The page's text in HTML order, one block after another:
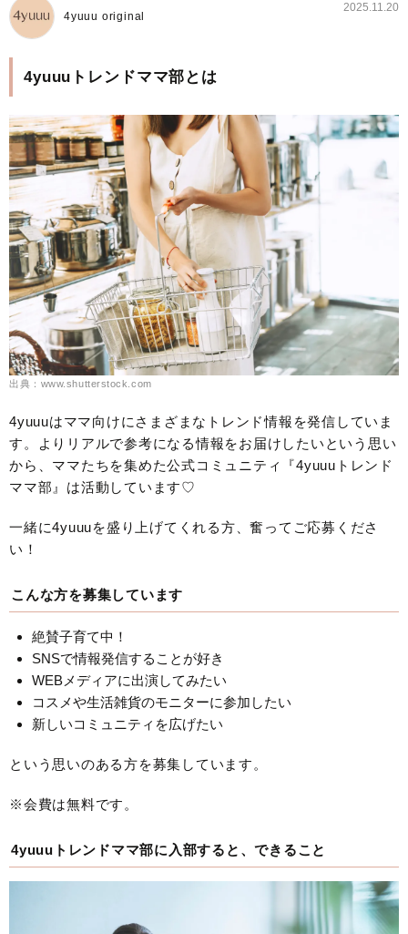
4yuuu original
2025.11.20
4yuuuトレンドママ部とは
出典：www.shutterstock.com
4yuuuはママ向けにさまざまなトレンド情報を発信していま
す。よりリアルで参考になる情報をお届けしたいという思い
から、ママたちを集めた公式コミュニティ『4yuuuトレンド
ママ部』は活動しています♡
一緒に4yuuuを盛り上げてくれる方、奮ってご応募くださ
い！
こんな方を募集しています
絶賛子育て中！
SNSで情報発信することが好き
WEBメディアに出演してみたい
コスメや生活雑貨のモニターに参加したい
新しいコミュニティを広げたい
という思いのある方を募集しています。
※会費は無料です。
4yuuuトレンドママ部に入部すると、できること